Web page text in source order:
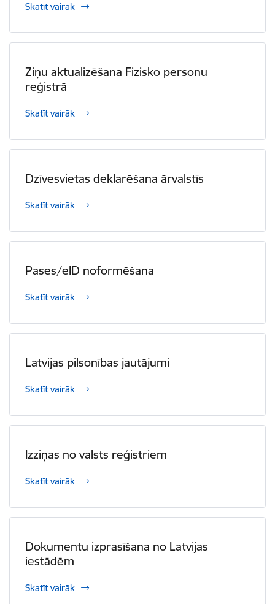
Skatīt vairāk
Ziņu aktualizēšana Fizisko personu
reģistrā
Skatīt vairāk
Dzīvesvietas deklarēšana ārvalstīs
Skatīt vairāk
Pases/eID noformēšana
Skatīt vairāk
Latvijas pilsonības jautājumi
Skatīt vairāk
Izziņas no valsts reģistriem
Skatīt vairāk
Dokumentu izprasīšana no Latvijas
iestādēm
Skatīt vairāk